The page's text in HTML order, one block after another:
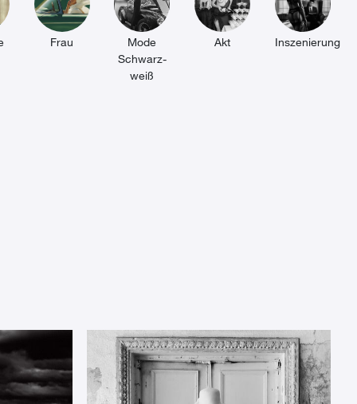
Frau
Mode
Schwarz-
weiß
Akt Inszenierung